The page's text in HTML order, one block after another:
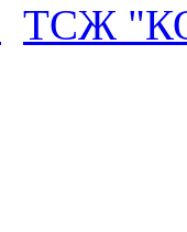
ТСЖ